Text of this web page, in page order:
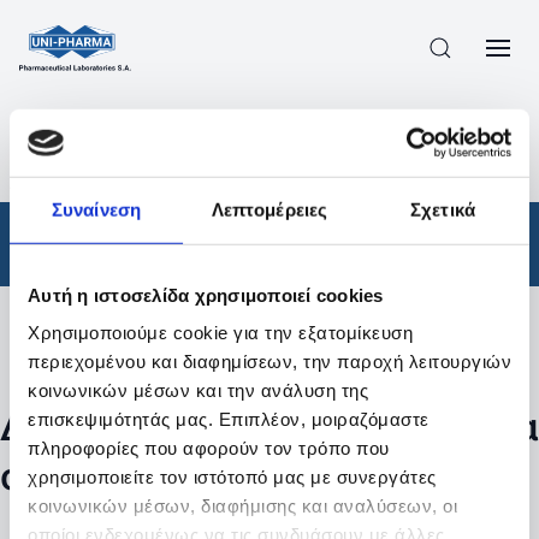
Συναίνεση Λεπτομέρειες Σχετικά
Αυτή η ιστοσελίδα χρησιμοποιεί cookies
Χρησιμοποιούμε cookie για την εξατομίκευση
περιεχομένου και διαφημίσεων, την παροχή λειτουργιών
κοινωνικών μέσων και την ανάλυση της
επισκεψιμότητάς μας. Επιπλέον, μοιραζόμαστε
πληροφορίες που αφορούν τον τρόπο που
χρησιμοποιείτε τον ιστότοπό μας με συνεργάτες
κοινωνικών μέσων, διαφήμισης και αναλύσεων, οι
οποίοι ενδεχομένως να τις συνδυάσουν με άλλες
ΠΡΟΪΟΝΤΑ ΣΥΝΤΑΓΟΓΡΑΦΟΎΜΕΝΑ
/
ΑΠΟΤΕΛΕΣΜΑΤΑ ΑΝΑΖΗΤΗΣΗΣ
Φάρμακα / Συνταγογραφούμενα
Φίλτρα
Δεν βρέθηκαν προϊόντα με τα
συγκεκριμένα φίλτρα